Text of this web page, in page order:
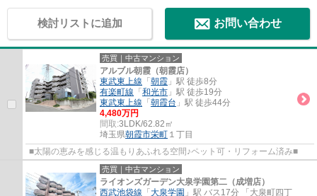
検討リストに追加 お問い合わせ
売買｜中古マンション
アルブル朝霞（朝霞店）
東武東上線 「 朝霞 」駅 徒歩8分
有楽町線 「 和光市 」駅 徒歩19分
東武東上線 「 朝霞台 」駅 徒歩44分
4,480万円
間取:3LDK/62.82㎡
埼玉県朝霞市栄町 １丁目
■太陽の恵みを感じる温もりあふれる空間♪ペット可・リフォーム済み■
売買｜中古マンション
ライオンズガーデン大泉学園第二（成増店）
西武池袋線 「 大泉学園 」駅 バス17分 「大泉町四丁